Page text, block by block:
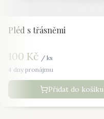
Pléd s třásněmi
100 Kč / ks
4 dny pronájmu
Přidat do košíku